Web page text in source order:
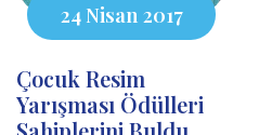
24 Nisan 2017
Çocuk Resim
Yarışması Ödülleri